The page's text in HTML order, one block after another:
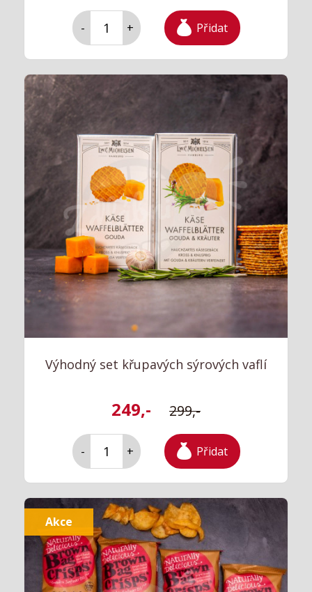
- + Přidat
Výhodný set křupavých sýrových vaflí
249,- 299,-
- + Přidat
Akce